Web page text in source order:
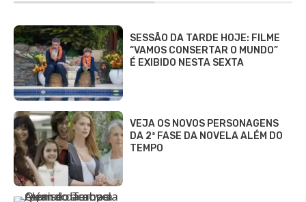
SESSÃO DA TARDE HOJE: FILME
“VAMOS CONSERTAR O MUNDO”
É EXIBIDO NESTA SEXTA
VEJA OS NOVOS PERSONAGENS
DA 2ª FASE DA NOVELA ALÉM DO
TEMPO